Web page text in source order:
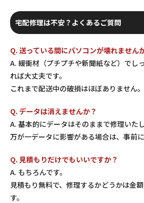
宅配修理は不安？よくあるご質問
Q. 送っている間にパソコンが壊れません
A. 緩衝材（プチプチや新聞紙など）でし
れば大丈夫です。
これまで配送中の破損はほぼありません。
Q. データは消えませんか？
A. 基本的にデータはそのままで修理いたし
万が一データに影響がある場合は、事前
Q. 見積もりだけでもいいですか？
A. もちろんです。
見積もり無料で、修理するかどうかは金
す。